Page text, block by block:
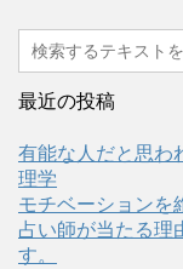
最近の投稿
有能な人だと思わ
理学
モチベーションを
占い師が当たる理
す。